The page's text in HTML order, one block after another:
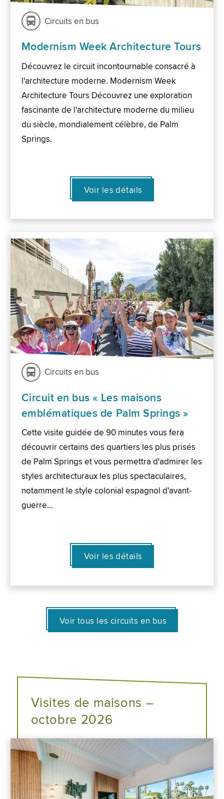
Circuits en bus
Modernism Week Architecture Tours
Découvrez le circuit incontournable consacré à
l'architecture moderne. Modernism Week
Architecture Tours Découvrez une exploration
fascinante de l'architecture moderne du milieu
du siècle, mondialement célèbre, de Palm
Springs.
Voir les détails
Circuits en bus
Circuit en bus « Les maisons
emblématiques de Palm Springs »
Cette visite guidée de 90 minutes vous fera
découvrir certains des quartiers les plus prisés
de Palm Springs et vous permettra d'admirer les
styles architecturaux les plus spectaculaires,
notamment le style colonial espagnol d'avant-
guerre…
Voir les détails
Voir tous les circuits en bus
Visites de maisons –
octobre 2026